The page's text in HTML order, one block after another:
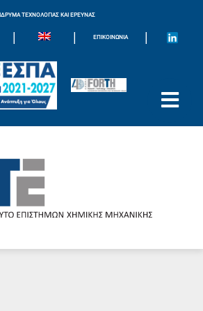
ΙΔΡΥΜΑ ΤΕΧΝΟΛΟΓΙΑΣ ΚΑΙ ΕΡΕΥΝΑΣ
| | ΕΠΙΚΟΙΝΩΝΊΑ |